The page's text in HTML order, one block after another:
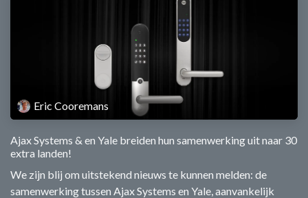
Eric Cooremans
Ajax Systems & en Yale breiden hun samenwerking uit naar 30
extra landen!
We zijn blij om uitstekend nieuws te kunnen melden: de
samenwerking tussen Ajax Systems en Yale, aanvankelijk